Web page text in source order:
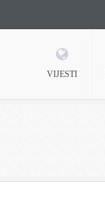
VIJESTI